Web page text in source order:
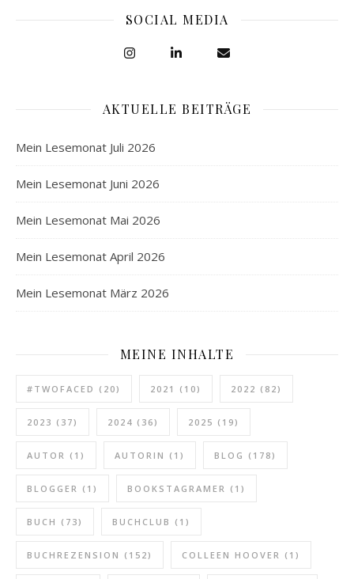
SOCIAL MEDIA
AKTUELLE BEITRÄGE
Mein Lesemonat Juli 2026
Mein Lesemonat Juni 2026
Mein Lesemonat Mai 2026
Mein Lesemonat April 2026
Mein Lesemonat März 2026
MEINE INHALTE
#TWOFACED (20) 2021 (10) 2022 (82)
2023 (37) 2024 (36) 2025 (19)
AUTOR (1) AUTORIN (1) BLOG (178)
BLOGGER (1) BOOKSTAGRAMER (1)
BUCH (73) BUCHCLUB (1)
BUCHREZENSION (152) COLLEEN HOOVER (1)